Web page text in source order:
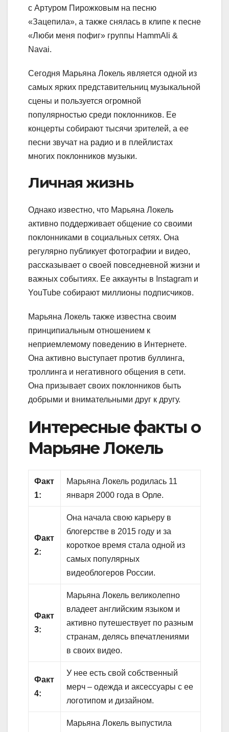
с Артуром Пирожковым на песню
«Зацепила», а также снялась в клипе к песне
«Люби меня пофиг» группы HammAli &
Navai.
Сегодня Марьяна Локель является одной из
самых ярких представительниц музыкальной
сцены и пользуется огромной
популярностью среди поклонников. Ее
концерты собирают тысячи зрителей, а ее
песни звучат на радио и в плейлистах
многих поклонников музыки.
Личная жизнь
Однако известно, что Марьяна Локель
активно поддерживает общение со своими
поклонниками в социальных сетях. Она
регулярно публикует фотографии и видео,
рассказывает о своей повседневной жизни и
важных событиях. Ее аккаунты в Instagram и
YouTube собирают миллионы подписчиков.
Марьяна Локель также известна своим
принципиальным отношением к
неприемлемому поведению в Интернете.
Она активно выступает против буллинга,
троллинга и негативного общения в сети.
Она призывает своих поклонников быть
добрыми и внимательными друг к другу.
Интересные факты о
Марьяне Локель
Факт
1:
Марьяна Локель родилась 11
января 2000 года в Орле.
Факт
2:
Она начала свою карьеру в
блогерстве в 2015 году и за
короткое время стала одной из
самых популярных
видеоблогеров России.
Факт
3:
Марьяна Локель великолепно
владеет английским языком и
активно путешествует по разным
странам, делясь впечатлениями
в своих видео.
Факт
4:
У нее есть свой собственный
мерч – одежда и аксессуары с ее
логотипом и дизайном.
Марьяна Локель выпустила